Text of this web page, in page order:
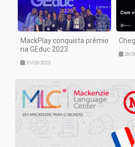
MackPlay conquista prêmio
na GEduc 2023
31/03/2023
28/